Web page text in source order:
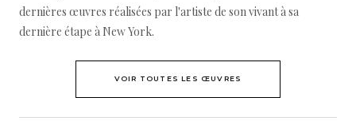
dernières œuvres réalisées par l'artiste de son vivant à sa
dernière étape à New York.
VOIR TOUTES LES ŒUVRES